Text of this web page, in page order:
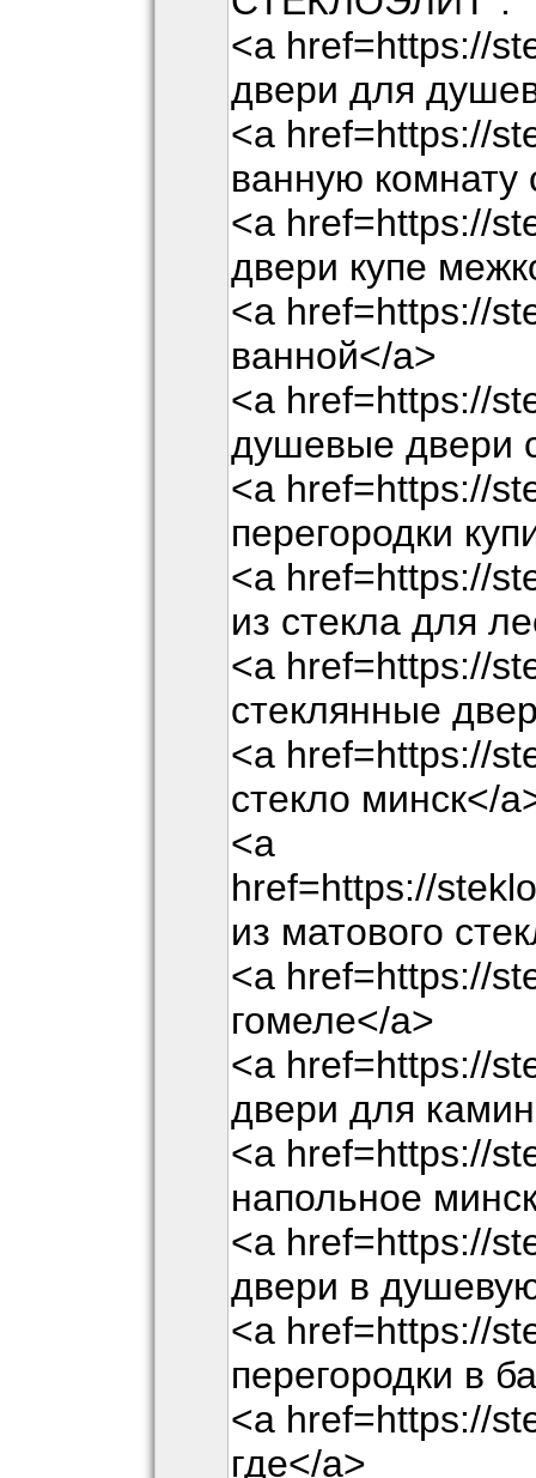
<a href=https://
двери для
<a href=https://
ванную комнату
<a href=https://
двери купе
<a href=https://
ванной</a>
<a href=https://
душевые двери
<a href=https://
перегородки
<a href=https://
из стекла для
<a href=https://
стеклянные
<a href=https://
стекло минск</
<a
href=https://
из матового
<a href=https://
гомеле</a>
<a href=https://
двери для
<a href=https://
напольное
<a href=https://
двери в
<a href=https://
перегородки в
<a href=https://
где</a>